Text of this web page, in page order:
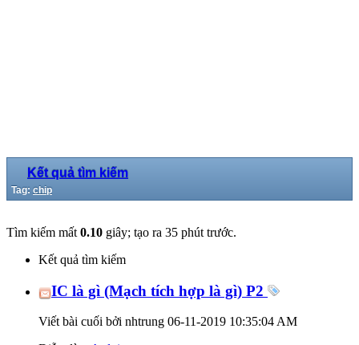
Kết quả tìm kiếm
Tag: chip
Tìm kiếm mất 0.10 giây; tạo ra 35 phút trước.
Kết quả tìm kiếm
IC là gì (Mạch tích hợp là gì) P2
Viết bài cuối bởi nhtrung 06-11-2019 10:35:04 AM